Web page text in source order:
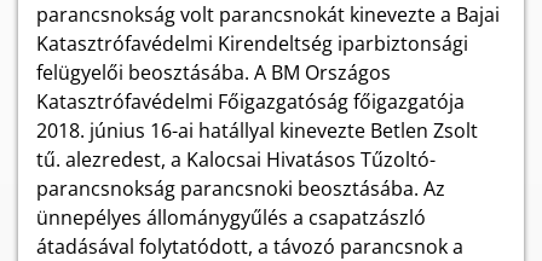
parancsnokság volt parancsnokát kinevezte a Bajai
Katasztrófavédelmi Kirendeltség iparbiztonsági
felügyelői beosztásába. A BM Országos
Katasztrófavédelmi Főigazgatóság főigazgatója
2018. június 16-ai hatállyal kinevezte Betlen Zsolt
tű. alezredest, a Kalocsai Hivatásos Tűzoltó-
parancsnokság parancsnoki beosztásába. Az
ünnepélyes állománygyűlés a csapatzászló
átadásával folytatódott, a távozó parancsnok a